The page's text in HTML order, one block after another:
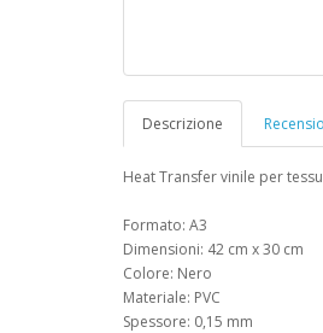
Descrizione
Heat Transfer vinile per
Formato: A3
Dimensioni: 42 cm x 30 cm
Colore: Nero
Materiale: PVC
Spessore: 0,15 mm